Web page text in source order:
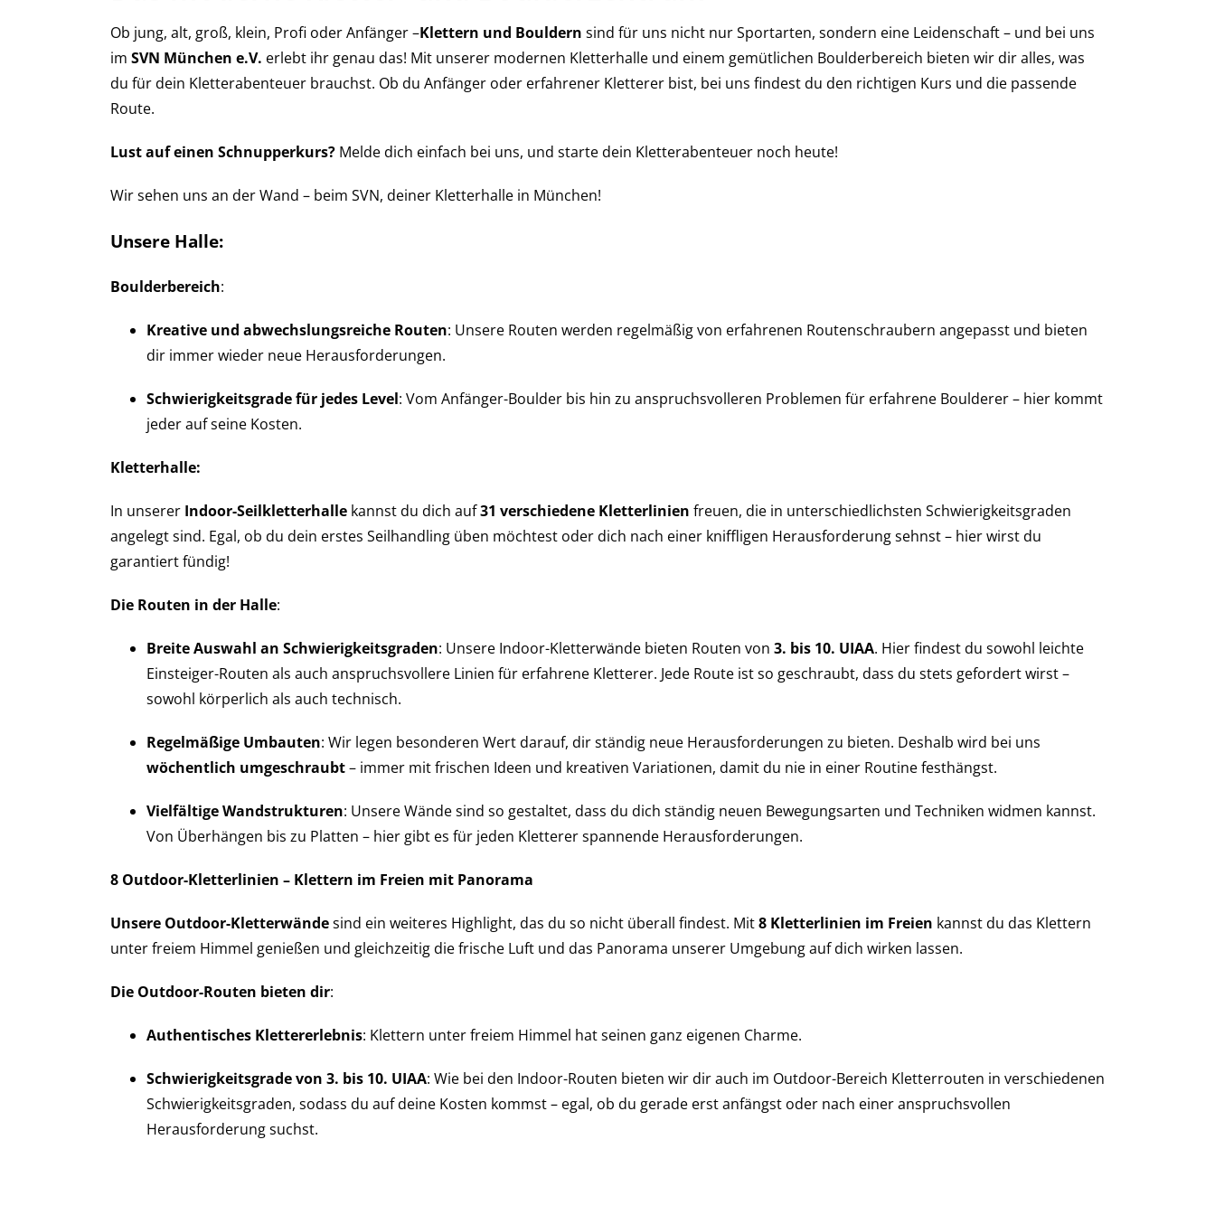
Ob jung, alt, groß, klein, Profi oder Anfänger –Klettern und Bouldern sind für uns nicht nur Sportarten, sondern eine Leidenschaft – und bei uns
im SVN München e.V. erlebt ihr genau das! Mit unserer modernen Kletterhalle und einem gemütlichen Boulderbereich bieten wir dir alles, was
du für dein Kletterabenteuer brauchst. Ob du Anfänger oder erfahrener Kletterer bist, bei uns findest du den richtigen Kurs und die passende
Route.
Lust auf einen Schnupperkurs?Melde dich einfach bei uns, und starte dein Kletterabenteuer noch heute!
Wir sehen uns an der Wand – beim SVN, deiner Kletterhalle in München!
Unsere Halle:
Boulderbereich:
Kreative und abwechslungsreiche Routen: Unsere Routen werden regelmäßig von erfahrenen Routenschraubern angepasst und bieten
dir immer wieder neue Herausforderungen.
Schwierigkeitsgrade für jedes Level: Vom Anfänger-Boulder bis hin zu anspruchsvolleren Problemen für erfahrene Boulderer – hier kommt
jeder auf seine Kosten.
Kletterhalle:
In unserer Indoor-Seilkletterhallekannst du dich auf31 verschiedene Kletterlinien freuen, die in unterschiedlichsten Schwierigkeitsgraden
angelegt sind. Egal, ob du dein erstes Seilhandling üben möchtest oder dich nach einer kniffligen Herausforderung sehnst – hier wirst du
garantiert fündig!
Die Routen in der Halle:
Breite Auswahl an Schwierigkeitsgraden: Unsere Indoor-Kletterwände bieten Routen von 3. bis 10. UIAA. Hier findest du sowohl leichte
Einsteiger-Routen als auch anspruchsvollere Linien für erfahrene Kletterer. Jede Route ist so geschraubt, dass du stets gefordert wirst –
sowohl körperlich als auch technisch.
Regelmäßige Umbauten: Wir legen besonderen Wert darauf, dir ständig neue Herausforderungen zu bieten. Deshalb wird bei uns
wöchentlich umgeschraubt– immer mit frischen Ideen und kreativen Variationen, damit du nie in einer Routine festhängst.
Vielfältige Wandstrukturen: Unsere Wände sind so gestaltet, dass du dich ständig neuen Bewegungsarten und Techniken widmen kannst.
Von Überhängen bis zu Platten – hier gibt es für jeden Kletterer spannende Herausforderungen.
8 Outdoor-Kletterlinien – Klettern im Freien mit Panorama
Unsere Outdoor-Kletterwändesind ein weiteres Highlight, das du so nicht überall findest. Mit8 Kletterlinien im Freien kannst du das Klettern
unter freiem Himmel genießen und gleichzeitig die frische Luft und das Panorama unserer Umgebung auf dich wirken lassen.
Die Outdoor-Routen bieten dir:
Authentisches Klettererlebnis: Klettern unter freiem Himmel hat seinen ganz eigenen Charme.
Schwierigkeitsgrade von 3. bis 10. UIAA: Wie bei den Indoor-Routen bieten wir dir auch im Outdoor-Bereich Kletterrouten in verschiedenen
Schwierigkeitsgraden, sodass du auf deine Kosten kommst – egal, ob du gerade erst anfängst oder nach einer anspruchsvollen
Herausforderung suchst.